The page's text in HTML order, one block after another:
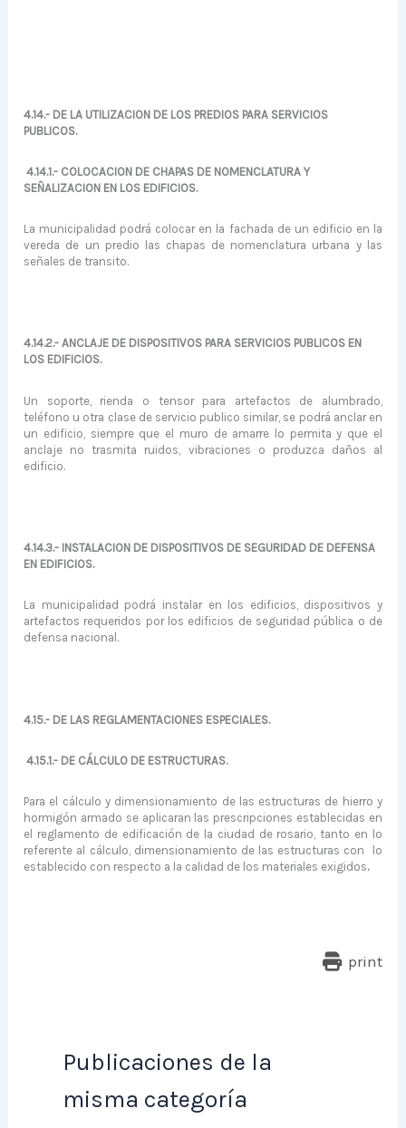
4.14.- DE LA UTILIZACION DE LOS PREDIOS PARA SERVICIOS
PUBLICOS.
4.14.1.- COLOCACION DE CHAPAS DE NOMENCLATURA Y
SEÑALIZACION EN LOS EDIFICIOS.
La municipalidad podrá colocar en la fachada de un edificio en la
vereda de un predio las chapas de nomenclatura urbana y las
seña­les de transito.
4.14.2.- ANCLAJE DE DISPOSITIVOS PARA SERVICIOS PUBLICOS EN
LOS EDIFICIOS.
Un soporte, rienda o tensor para artefactos de alumbrado,
teléfono u otra clase de servicio publico similar, se podrá anclar en
un edificio, siempre que el muro de amarre lo permita y que el
anclaje no trasmita ruidos, vibraciones o produzca daños al
edificio.
4.14.3.- INSTALACION DE DISPOSITIVOS DE SEGURIDAD DE DEFENSA
EN EDIFICIOS.
La municipalidad podrá instalar en los edificios, dispositivos y
artefactos requeridos por los edificios de seguridad pública o de
defensa nacional.
4.15.- DE LAS REGLAMENTACIONES ESPECIALES.
4.15.1.- DE CÁLCULO DE ESTRUCTURAS.
Para el cálculo y dimensionamiento de las estructuras de hierro y
hormigón armado se aplicaran las prescripciones establecidas en
el reglamento de edificación de la ciudad de rosario, tanto en lo
referente al cálculo, dimensionamiento de las estructuras con
lo
establecido con respecto a la calidad de los materiales exigidos.
print
Publicaciones de la
misma categoría